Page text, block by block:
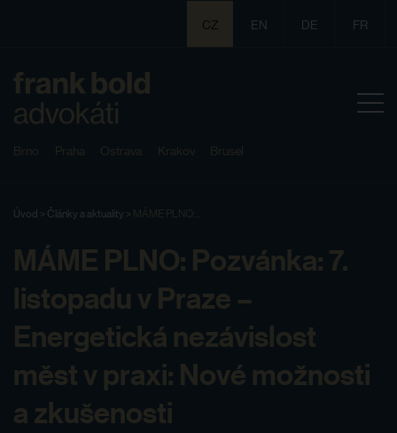
CZ EN DE FR
Brno Praha Ostrava Krakov Brusel
Úvod > Články a aktuality > MÁME PLNO:...
MÁME PLNO: Pozvánka: 7.
listopadu v Praze –
Energetická nezávislost
měst v praxi: Nové možnosti
a zkušenosti